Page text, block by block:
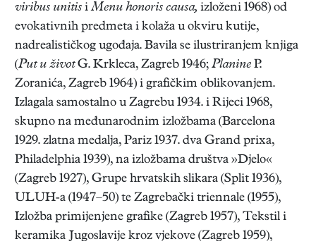
viribus unitis iMenu honoris causa, izloženi 1968) od
evokativnih predmeta i kolaža u okviru kutije,
nadrealističkog ugođaja. Bavila se ilustriranjem knjiga
(Put u životG. Krkleca, Zagreb 1946; Planine P.
Zoranića, Zagreb 1964) i grafičkim oblikovanjem.
Izlagala samostalno u Zagrebu 1934. i Rijeci 1968,
skupno na međunarodnim izložbama (Barcelona
1929. zlatna medalja, Pariz 1937. dva Grand prixa,
Philadelphia 1939), na izložbama društva »Djelo«
(Zagreb 1927), Grupe hrvatskih slikara (Split 1936),
ULUH-a (1947–50) te Zagrebački triennale (1955),
Izložba primijenjene grafike (Zagreb 1957), Tekstil i
keramika Jugoslavije kroz vjekove (Zagreb 1959),